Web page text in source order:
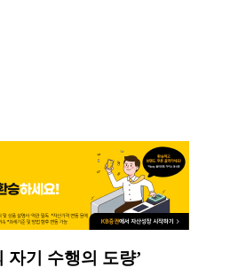
자기 수행의 도량’